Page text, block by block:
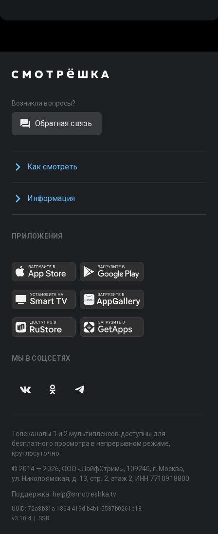
Возникли вопросы?
Обратная связь
Как смотреть
Информация
ПРИЛОЖЕНИЯ
МЫ В СОЦСЕТЯХ
Телеканалы 1 и 2 мультиплексов доступны для
бесплатного просмотра в непрерывном режиме,
круглосуточно.
© 2014 — 2026, ООО «ЛайфСтрим», 109240, г. Москва,
ул. Николоямская, д. 13, стр. 2, этаж 2, ИНН 7710918800
Поддержка: help@smotreshka.tv
v3.10.4 SSR
UUID: 72a8b31a-1864-419d-b4b1-5587b0261c13